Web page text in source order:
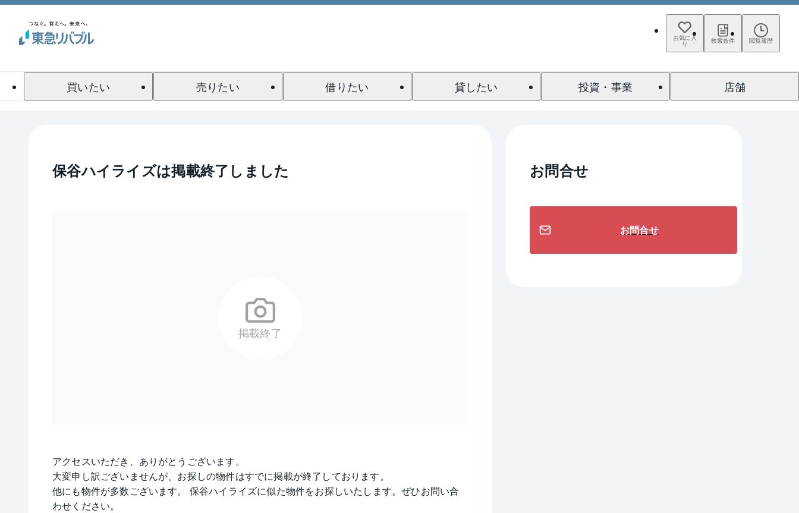
お気に入
り 検索条件 閲覧履歴
買いたい 売りたい 借りたい 貸したい 投資・事業 店舗
保谷ハイライズは掲載終了しました
掲載終了
アクセスいただき、ありがとうございます。
大変申し訳ございませんが、お探しの物件はすでに掲載が終了しております。
他にも物件が多数ございます。 保谷ハイライズに似た物件をお探しいたします。ぜひお問い合
わせください。
お問合せ
お問合せ